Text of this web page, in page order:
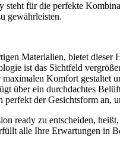
für die perfekte
gewährleisten.
Materialien, bietet dieser
ist das Sichtfeld
Komfort gestaltet
über ein durchdachtes
perfekt der Gesichtsform an,
ready zu entscheiden,
alle Ihre Erwartungen in